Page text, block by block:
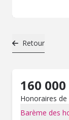
Retour
160 000
Honoraires
Barème des